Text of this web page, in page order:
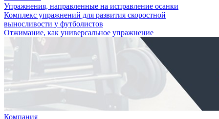
Упражнения, направленные на исправление осанки
Комплекс упражнений для развития скоростной
выносливости у футболистов
Отжимание, как универсальное упражнение
Компания